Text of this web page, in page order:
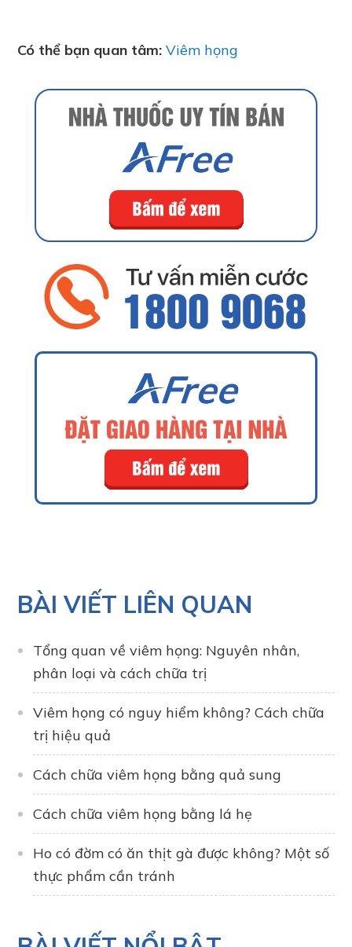
Có thể bạn quan tâm:Viêm họng
BÀI VIẾT LIÊN QUAN
Tổng quan về viêm họng: Nguyên nhân,
phân loại và cách chữa trị
Viêm họng có nguy hiểm không? Cách chữa
trị hiệu quả
Cách chữa viêm họng bằng quả sung
Cách chữa viêm họng bằng lá hẹ
Ho có đờm có ăn thịt gà được không? Một số
thực phẩm cần tránh